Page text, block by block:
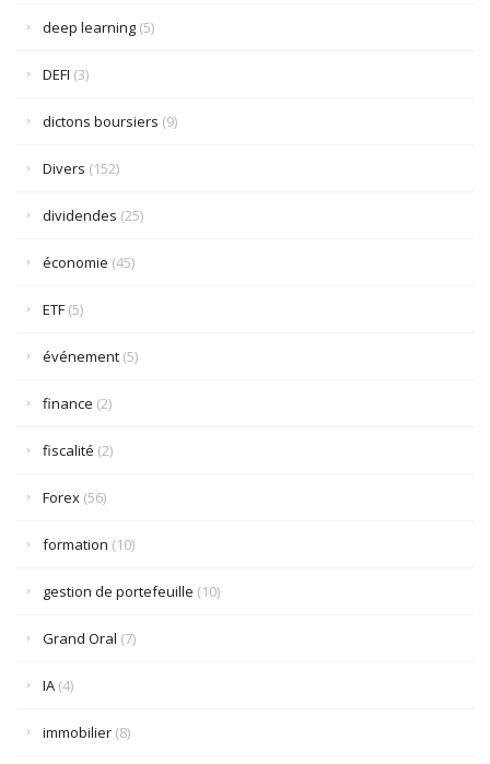
deep learning (5)
DEFI (3)
dictons boursiers (9)
Divers (152)
dividendes (25)
économie (45)
ETF (5)
événement (5)
finance (2)
fiscalité (2)
Forex (56)
formation (10)
gestion de portefeuille (10)
Grand Oral (7)
IA (4)
immobilier (8)